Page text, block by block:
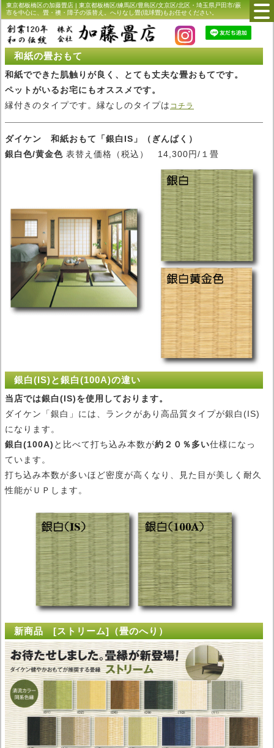
東京都板橋区の加藤畳店 | 東京都板橋区/練馬区/豊島区/文京区/北区・埼玉県戸田市/蕨
市を中心に、畳・襖・障子の張替え。へりなし畳(琉球畳)もお任せください。
和紙の畳おもて
和紙でできた肌触りが良く、とても丈夫な畳おもてです。
ペットがいるお宅にもオススメです。
縁付きのタイプです。縁なしのタイプは コチラ
ダイケン 和紙おもて「銀白IS」（ぎんぱく）
銀白色/黄金色 表替え価格（税込） 14,300円/１畳
銀白(IS)と銀白(100A)の違い
当店では銀白(IS)を使用しております。
ダイケン「銀白」には、ランクがあり高品質タイプが銀白(IS)
になります。
銀白(100A) と比べて打ち込み本数が約２０％多い仕様になっ
ています。
打ち込み本数が多いほど密度が高くなり、見た目が美しく耐久
性能がＵＰします。
新商品 [ストリーム]（畳のへり）